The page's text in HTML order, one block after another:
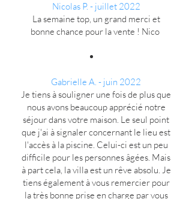
Nicolas P. - juillet 2022
La semaine top, un grand merci et
bonne chance pour la vente ! Nico
Gabrielle A. - juin 2022
Je tiens à souligner une fois de plus que
nous avons beaucoup apprécié notre
séjour dans votre maison. Le seul point
que j'ai à signaler concernant le lieu est
l'accès à la piscine. Celui-ci est un peu
difficile pour les personnes âgées. Mais
à part cela, la villa est un rêve absolu. Je
tiens également à vous remercier pour
la très bonne prise en charge par vous